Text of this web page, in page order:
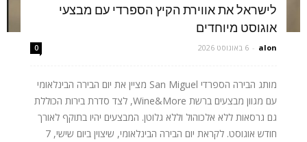
לישראל את אווירת הקיץ הספרדי עם מבצעי
אוגוסט מיוחדים
alon
- 6 באוגוסט 2026 0
מותג הבירה הספרדי San Miguel מציין את יום הבירה הבינלאומי
עם מגוון מבצעים ברשת Wine&More, לצד סדרת בירות הכוללת
גם גרסאות ללא אלכוהול וללא גלוטן. המבצעים יהיו בתוקף לאורך
חודש אוגוסט. לקראת יום הבירה הבינלאומי, שיצוין ביום שישי, 7